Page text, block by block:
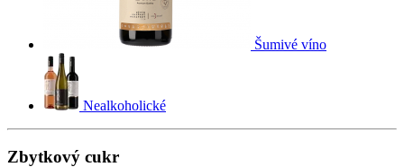
Šumivé víno
Nealkoholické
Zbytkový cukr